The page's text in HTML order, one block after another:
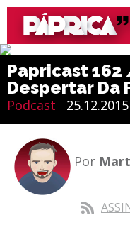
Papricast
Despertar Da
Podcast 25.12.2015
Por